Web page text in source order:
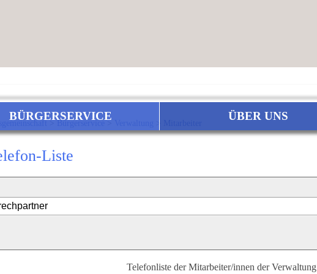
BÜRGERSERVICE ÜBER UNS
>Bürgerservice>
Liste
Telefonliste der Mitarbeiter/innen der Verwaltung